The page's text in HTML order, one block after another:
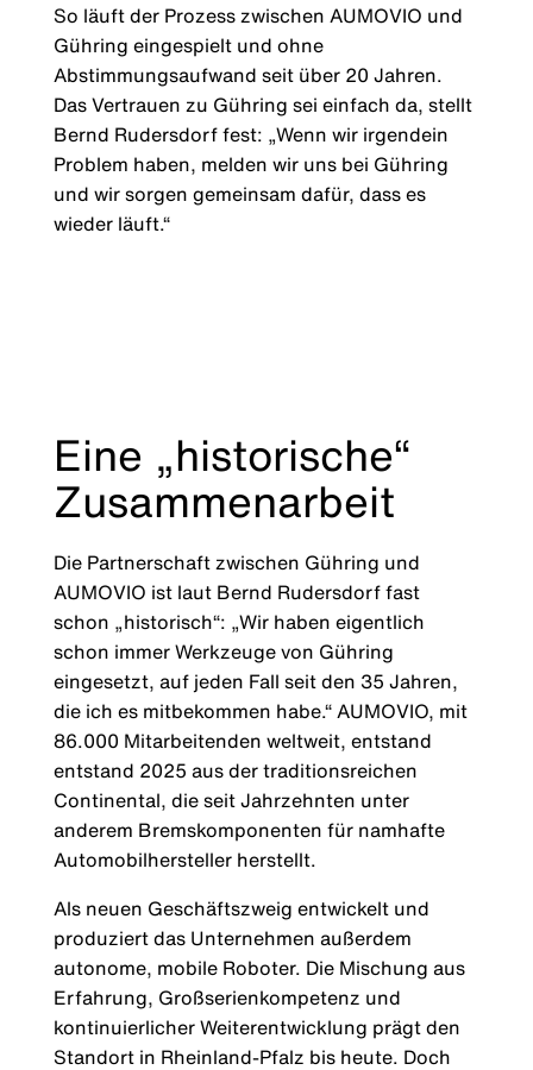
So läuft der Prozess zwischen AUMOVIO und
Gühring eingespielt und ohne
Abstimmungsaufwand seit über 20 Jahren.
Das Vertrauen zu Gühring sei einfach da, stellt
Bernd Rudersdorf fest: „Wenn wir irgendein
Problem haben, melden wir uns bei Gühring
und wir sorgen gemeinsam dafür, dass es
wieder läuft.“
Eine „historische“
Zusammenarbeit
Die Partnerschaft zwischen Gühring und
AUMOVIO ist laut Bernd Rudersdorf fast
schon „historisch“: „Wir haben eigentlich
schon immer Werkzeuge von Gühring
eingesetzt, auf jeden Fall seit den 35 Jahren,
die ich es mitbekommen habe.“ AUMOVIO, mit
86.000 Mitarbeitenden weltweit, entstand
entstand 2025 aus der traditionsreichen
Continental, die seit Jahrzehnten unter
anderem Bremskomponenten für namhafte
Automobilhersteller herstellt.
Als neuen Geschäftszweig entwickelt und
produziert das Unternehmen außerdem
autonome, mobile Roboter. Die Mischung aus
Erfahrung, Großserienkompetenz und
kontinuierlicher Weiterentwicklung prägt den
Standort in Rheinland-Pfalz bis heute. Doch